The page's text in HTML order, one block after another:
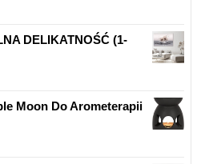
DELIKATNOŚĆ (1-
Moon Do Arometerapii